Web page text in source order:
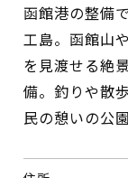
函館港の整備
工島。函館山
を見渡せる絶
備。釣りや散
民の憩いの公園